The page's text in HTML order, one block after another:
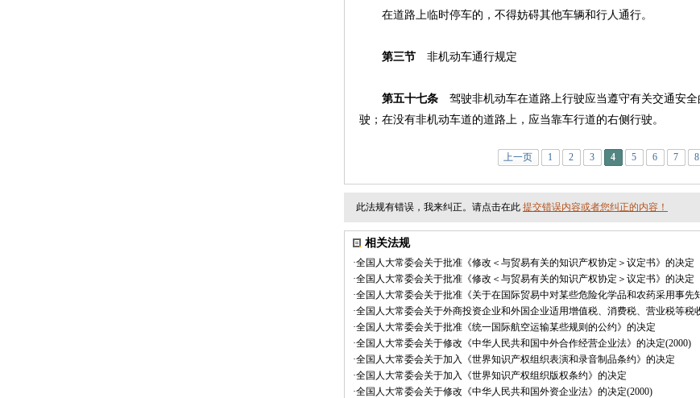
在道路上临时停车的，不得妨碍其他车辆和行人通行。
第三节 非机动车通行规定
第五十七条 驾驶非机动车在道路上行驶应当遵守有关交通安
驶；在没有非机动车道的道路上，应当靠车行道的右侧行驶。
上一页 1 2 3 4 5 6 7 8
此法规有错误，我来纠正。请点击在此 提交错误内容或者您纠正的内容！
相关法规
·全国人大常委会关于批准《修改＜与贸易有关的知识产权协定＞议定书》的决定
·全国人大常委会关于批准《修改＜与贸易有关的知识产权协定＞议定书》的决定
·全国人大常委会关于批准《关于在国际贸易中对某些危险化学品和农药采用事先
·全国人大常委会关于外商投资企业和外国企业适用增值税、消费税、营业税等税
·全国人大常委会关于批准《统一国际航空运输某些规则的公约》的决定
·全国人大常委会关于修改《中华人民共和国中外合作经营企业法》的决定(2000)
·全国人大常委会关于加入《世界知识产权组织表演和录音制品条约》的决定
·全国人大常委会关于加入《世界知识产权组织版权条约》的决定
·全国人大常委会关于修改《中华人民共和国外资企业法》的决定(2000)